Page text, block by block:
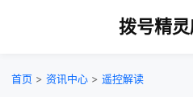
拨号精
首页 > 资讯中心 > 遥控解读